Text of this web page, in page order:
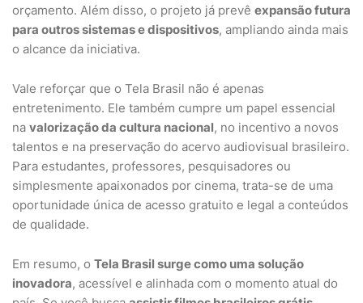
orçamento. Além disso, o projeto já prevê expansão futura
para outros sistemas e dispositivos, ampliando ainda mais
o alcance da iniciativa.
Vale reforçar que o Tela Brasil não é apenas
entretenimento. Ele também cumpre um papel essencial
na valorização da cultura nacional, no incentivo a novos
talentos e na preservação do acervo audiovisual brasileiro.
Para estudantes, professores, pesquisadores ou
simplesmente apaixonados por cinema, trata-se de uma
oportunidade única de acesso gratuito e legal a conteúdos
de qualidade.
Em resumo, o Tela Brasil surge como uma solução
inovadora, acessível e alinhada com o momento atual do